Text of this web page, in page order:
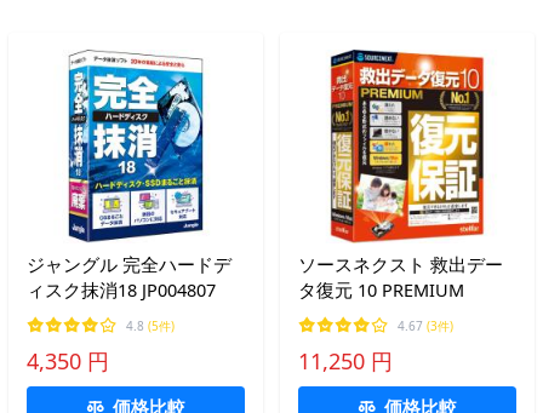
ジャングル 完全ハードデ
ィスク抹消18 JP004807
4.8 (5件)
4,350 円
価格比較
ソースネクスト 救出デー
タ復元 10 PREMIUM
4.67 (3件)
11,250 円
価格比較